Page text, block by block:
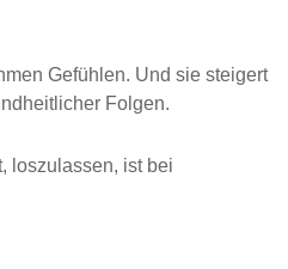
Gefühlen. Und sie steigert
Folgen.
loszulassen, ist bei